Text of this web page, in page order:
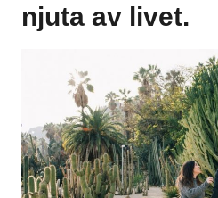
njuta av livet.